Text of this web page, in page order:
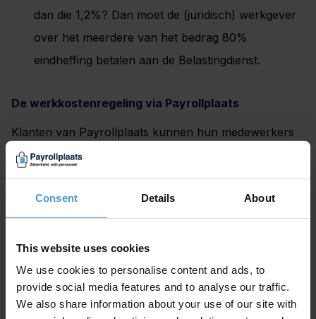
Consent Details About
This website uses cookies
We use cookies to personalise content and ads, to
provide social media features and to analyse our traffic.
We also share information about your use of our site with
dan die 1,2%? Dan moet de (juridisch) werkgever
over het meerdere van het bedrag 80%
eindheffing betalen aan de Belastingdienst.
De werkkostenregeling via Payrollplaats
Klanten van Payrollplaats kunnen hun medewerkers
ook een geschenk of gratificatie geven via
Payrollplaats en verrekenen op de loonstrook. Wilt u
een eindejaarsgratificatie geven die niet belast wordt?
Dan kan Payrollplaats tot 1,2% van de loonsom van
de medewerker netto uitkeren en netto doorrekenen.
Is dit bedrag hoger dan die 1,2 % dan is Payrollplaats
genoodzaakt die 80% belasting in rekening te
brengen.